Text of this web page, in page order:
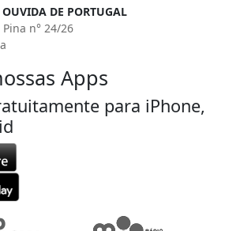
DE PORTUGAL
n° 24/26
Apps
para iPhone,